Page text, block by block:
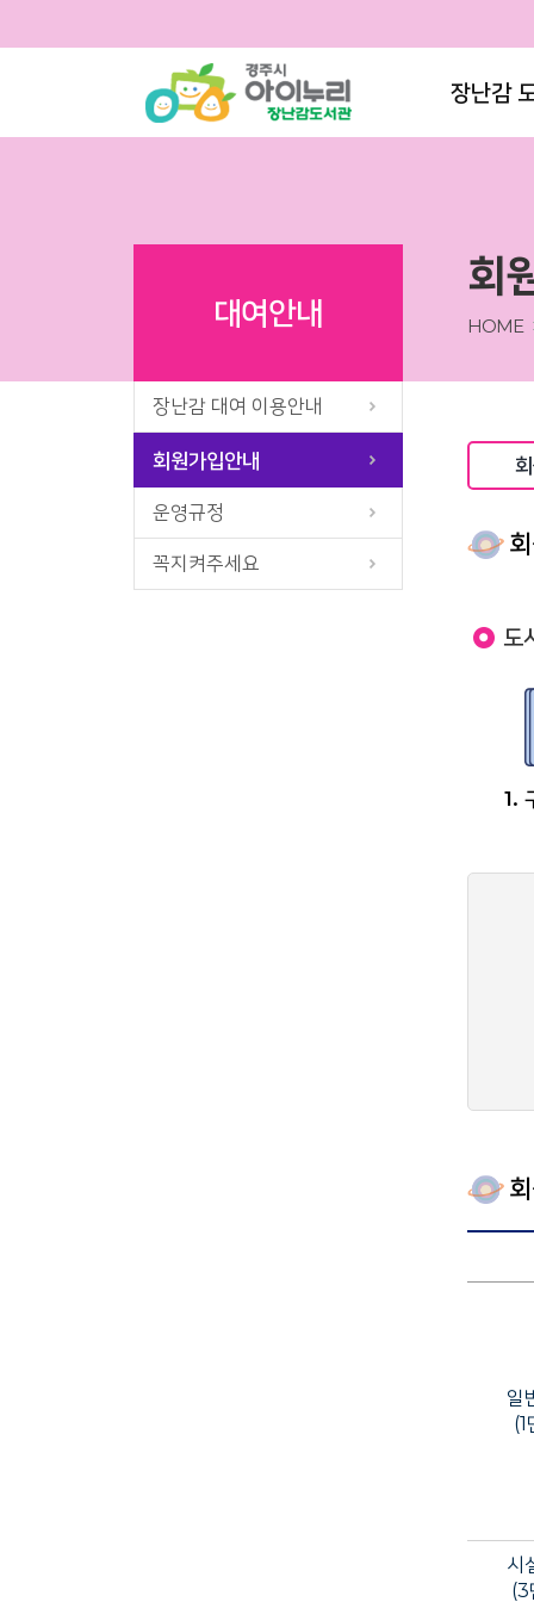
장난감
대여안내
장난감 대여 이용안내
회원가입안내
운영규정
꼭지켜주세요
회
HOME
도
1.
일
(1
시
(3